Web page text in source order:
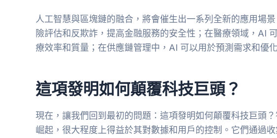
人工智慧與區塊鏈的融合，將會催生出一系列全新的應用場
險評估和反欺詐，提高金融服務的安全性；在醫療領域，AI
療效率和質量；在供應鏈管理中，AI 可以用於預測需求和優
這項發明如何顛覆科技巨頭？
現在，讓我們回到最初的問題：這項發明如何顛覆科技巨頭
崛起，很大程度上得益於其對數據和用戶的控制。它們通過